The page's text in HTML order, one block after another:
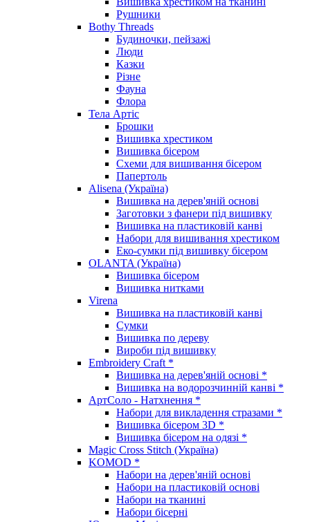
Рушники
Bothy Threads
Будиночки, пейзажі
Люди
Казки
Різне
Фауна
Флора
Тела Артіс
Брошки
Вишивка хрестиком
Вишивка бісером
Схеми для вишивання бісером
Папертоль
Alisena (Україна)
Вишивка на дерев'яній основі
Заготовки з фанери під вишивку
Вишивка на пластиковій канві
Набори для вишивання хрестиком
Еко-сумки під вишивку бісером
OLANTA (Україна)
Вишивка бісером
Вишивка нитками
Virena
Вишивка на пластиковій канві
Сумки
Вишивка по дереву
Вироби під вишивку
Embroidery Craft *
Вишивка на дерев'яній основі *
Вишивка на водорозчинній канві *
АртСоло - Натхнення *
Набори для викладення стразами *
Вишивка бісером 3D *
Вишивка бісером на одязі *
Magic Cross Stitch (Україна)
KOMOD *
Набори на дерев'яній основі
Набори на пластиковій основі
Набори на тканині
Набори бісерні